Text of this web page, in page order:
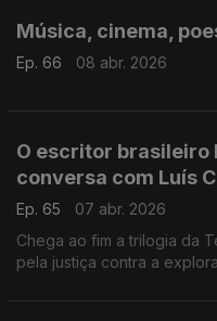
Música, cinema,
Ep. 66 08 abr. 2026
O escritor brasileiro
conversa com Luís
Ep. 65
07 abr. 2026
Chega ao fim a trilogia da
pela justiça contra a